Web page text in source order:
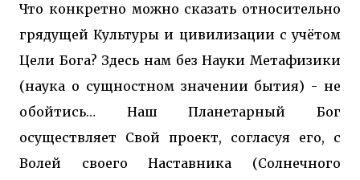
Что конкретно можно сказать относительно
грядущей Культуры и цивилизации с учётом
Цели Бога? Здесь нам без Науки Метафизики
(наука о сущностном значении бытия) - не
обойтись… Наш Планетарный Бог
осуществляет Свой проект, согласуя его, с
Волей своего Наставника (Солнечного